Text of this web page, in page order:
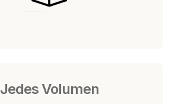
Jedes Volumen